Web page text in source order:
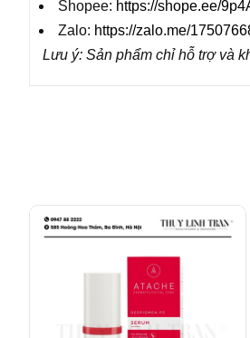
Shopee: https://shope.ee/
Zalo: https://zalo.me/
Lưu ý: Sản phẩm chỉ hỗ trợ và